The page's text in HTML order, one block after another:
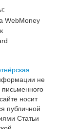
не
носит
публичной
Статьи